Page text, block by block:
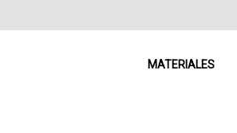
MATERIALES